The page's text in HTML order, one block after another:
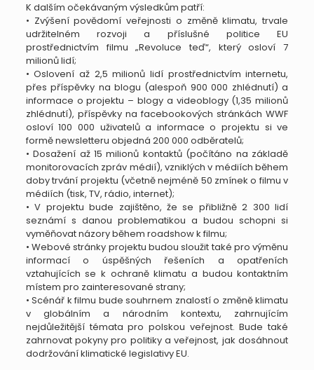
K dalším očekávaným výsledkům patří:
• Zvýšení povědomí veřejnosti o změně klimatu, trvale
udržitelném rozvoji a příslušné politice EU
prostřednictvím filmu „Revoluce teď“, který osloví 7
milionů lidí;
• Oslovení až 2,5 milionů lidí prostřednictvím internetu,
přes příspěvky na blogu (alespoň 900 000 zhlédnutí) a
informace o projektu – blogy a videoblogy (1,35 milionů
zhlédnutí), příspěvky na facebookových stránkách WWF
osloví 100 000 uživatelů a informace o projektu si ve
formě newsletteru objedná 200 000 odběratelů;
• Dosažení až 15 milionů kontaktů (počítáno na základě
monitorovacích zpráv médií), vzniklých v médiích během
doby trvání projektu (včetně nejméně 50 zmínek o filmu v
médiích (tisk, TV, rádio, internet);
• V projektu bude zajištěno, že se přibližně 2 300 lidí
seznámí s danou problematikou a budou schopni si
vyměňovat názory během roadshow k filmu;
• Webové stránky projektu budou sloužit také pro výměnu
informací o úspěšných řešeních a opatřeních
vztahujících se k ochraně klimatu a budou kontaktním
místem pro zainteresované strany;
• Scénář k filmu bude souhrnem znalostí o změně klimatu
v globálním a národním kontextu, zahrnujícím
nejdůležitější témata pro polskou veřejnost. Bude také
zahrnovat pokyny pro politiky a veřejnost, jak dosáhnout
dodržování klimatické legislativy EU.